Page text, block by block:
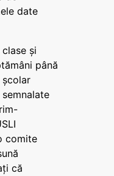
date
și
până
școlar
comite
că